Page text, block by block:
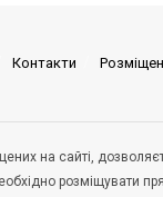
Контакти
на сайті,
розміщувати